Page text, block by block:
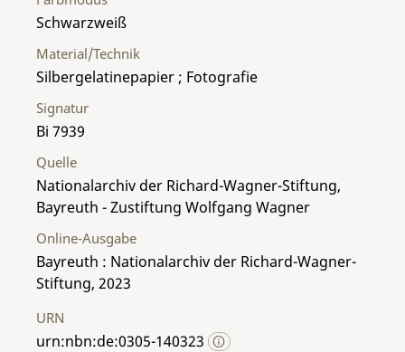
Material/Technik
Silbergelatinepapier ; Fotografie
Schwarzweiß
Signatur
Bi 7939
Quelle
Nationalarchiv der Richard-Wagner-Stiftung,
Bayreuth - Zustiftung Wolfgang Wagner
Online-Ausgabe
Bayreuth : Nationalarchiv der Richard-Wagner-
Stiftung, 2023
URN
urn:nbn:de:0305-140323